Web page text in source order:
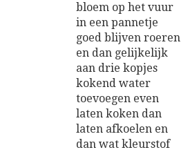
bloem op het vuur
in een pannetje
goed blijven roeren
en dan gelijkelijk
aan drie kopjes
kokend water
toevoegen even
laten koken dan
laten afkoelen en
dan wat kleurstof